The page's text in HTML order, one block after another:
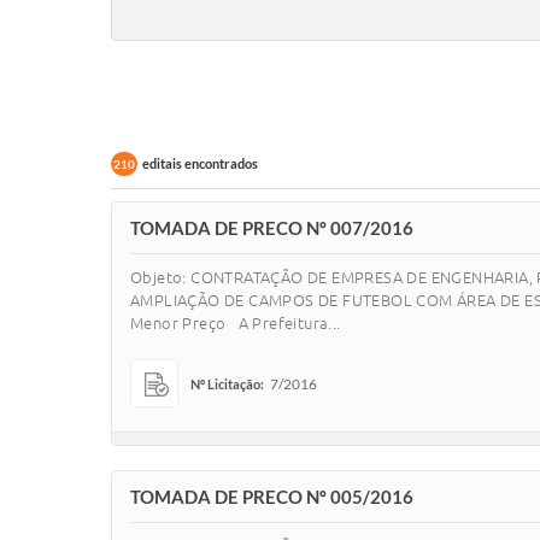
210 editais encontrados
TOMADA DE PRECO Nº 007/2016
Objeto: CONTRATAÇÃO DE EMPRESA DE
AMPLIAÇÃO DE CAMPOS DE FUTEBOL COM ÁREA
Menor Preço A Prefeitura...
Nº Licitação: 7/2016
TOMADA DE PRECO Nº 005/2016